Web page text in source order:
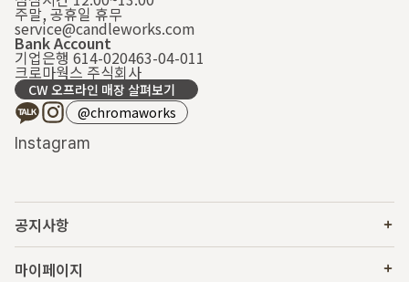
주말, 공휴일 휴무
service@candleworks.com
Bank Account
기업은행 614-020463-04-011
크로마웍스 주식회사
CW 오프라인 매장 살펴보기
@chromaworks
Instagram
공지사항
마이페이지